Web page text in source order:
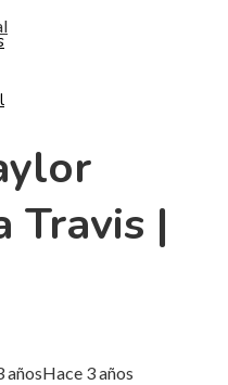
Travis |
añosHace 3 años